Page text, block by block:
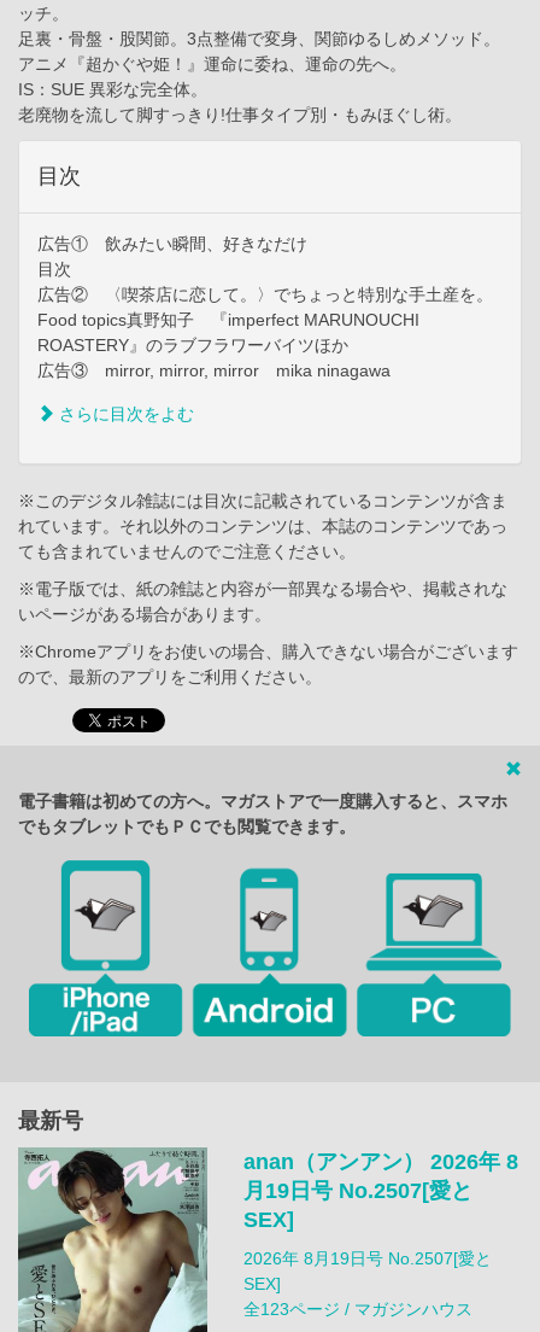
ッチ。
足裏・骨盤・股関節。3点整備で変身、関節ゆるしめメソッド。
アニメ『超かぐや姫！』運命に委ね、運命の先へ。
IS：SUE 異彩な完全体。
老廃物を流して脚すっきり!仕事タイプ別・もみほぐし術。
目次
広告① 飲みたい瞬間、好きなだけ
目次
広告② 〈喫茶店に恋して。〉でちょっと特別な手土産を。
Food topics真野知子 『imperfect MARUNOUCHI
ROASTERY』のラブフラワーバイツほか
広告③ mirror, mirror, mirror mika ninagawa
さらに目次をよむ
※このデジタル雑誌には目次に記載されているコンテンツが含ま
れています。それ以外のコンテンツは、本誌のコンテンツであっ
ても含まれていませんのでご注意ください。
※電子版では、紙の雑誌と内容が一部異なる場合や、掲載されな
いページがある場合があります。
※Chromeアプリをお使いの場合、購入できない場合がございます
ので、最新のアプリをご利用ください。
電子書籍は初めての方へ。マガストアで一度購入すると、スマホ
でもタブレットでもＰＣでも閲覧できます。
最新号
anan（アンアン） 2026年 8
月19日号 No.2507[愛と
SEX]
2026年 8月19日号 No.2507[愛と
SEX]
全123ページ / マガジンハウス